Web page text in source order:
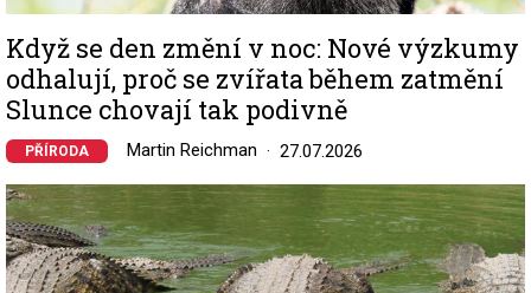
Když se den změní v noc: Nové výzkumy
odhalují, proč se zvířata během zatmění
Slunce chovají tak podivně
PŘÍRODA Martin Reichman 27.07.2026
Image